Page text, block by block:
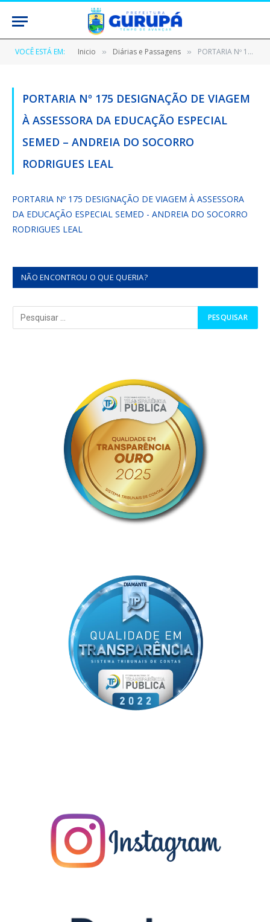
VOCÊ ESTÁ EM: Inicio » Diárias e Passagens » PORTARIA Nº 175 DESIGNAÇÃO DE VIAGEM À ASSESSORA DA EDUCAÇÃO ESPECIAL SEMED – ANDREIA DO SOCORRO RODRIGUES LEAL
PORTARIA Nº 175 DESIGNAÇÃO DE VIAGEM
À ASSESSORA DA EDUCAÇÃO ESPECIAL
SEMED – ANDREIA DO SOCORRO
RODRIGUES LEAL
PORTARIA Nº 175 DESIGNAÇÃO DE VIAGEM À ASSESSORA
DA EDUCAÇÃO ESPECIAL SEMED - ANDREIA DO SOCORRO
RODRIGUES LEAL
NÃO ENCONTROU O QUE QUERIA?